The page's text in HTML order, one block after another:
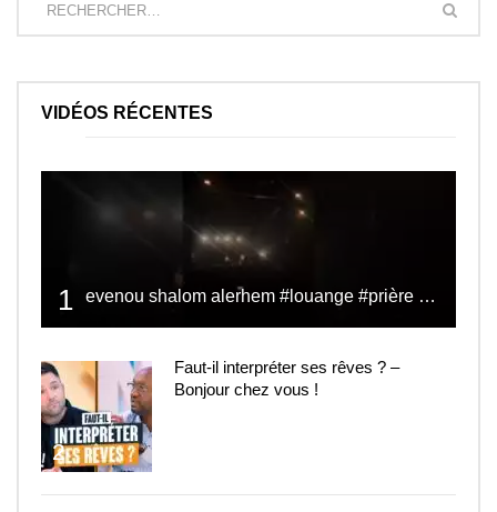
VIDÉOS RÉCENTES
1 evenou shalom alerhem #louange #prière #shalom
2
Faut-il interpréter ses rêves ? –
Bonjour chez vous !